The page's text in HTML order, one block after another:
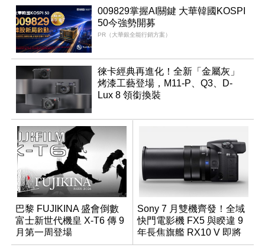
009829掌握AI關鍵 大華韓國KOSPI
50今強勢開募
PR（大華銀全能行銷方案）
徠卡經典再進化！全新「金屬灰」
烤漆工藝登場，M11-P、Q3、D-
Lux 8 領銜換裝
巴黎 FUJIKINA 盛會倒數
富士新世代機皇 X-T6 傳 9
月第一周登場
Sony 7 月雙機齊發！全域
快門電影機 FX5 與睽違 9
年長焦旗艦 RX10 V 即將
登場